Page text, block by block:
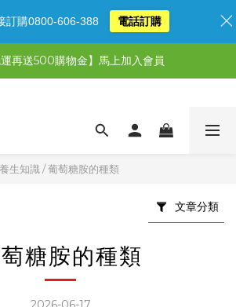
惠】全館滿1,000送500購物金！
】超值5選3，最高現省1,770元
運再送500購物金】馬上加入會員
養生知識 /葡萄糖胺的種類
文章分類
糖胺的種類
訂購0800-606-388 電話訂購